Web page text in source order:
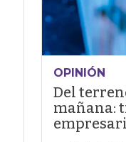
OPINIÓN
Del
mañana: